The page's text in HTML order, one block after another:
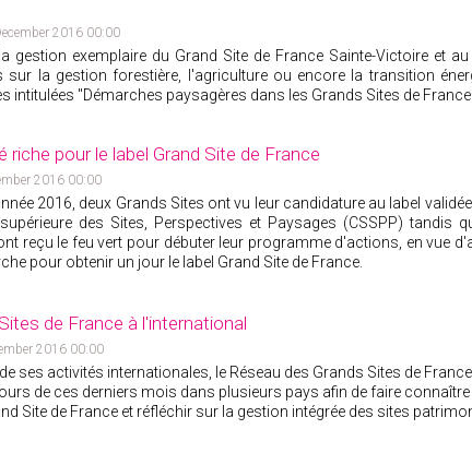
2016 00:00
gestion exemplaire du Grand Site de France Sainte-Victoire et
sur la gestion forestière, l'agriculture ou encore la transition
intitulées "Démarches paysagères dans les Grands Sites de France…
riche pour le label Grand Site de France
2016 00:00
2016, deux Grands Sites ont vu leur candidature au label
des Sites, Perspectives et Paysages (CSSPP) tandis
reçu le feu vert pour débuter leur programme d'actions, en vue
pour obtenir un jour le label Grand Site de France.
de France à l'international
2016 00:00
ses activités internationales, le Réseau des Grands Sites de
de ces derniers mois dans plusieurs pays afin de faire connaître
Site de France et réfléchir sur la gestion intégrée des sites